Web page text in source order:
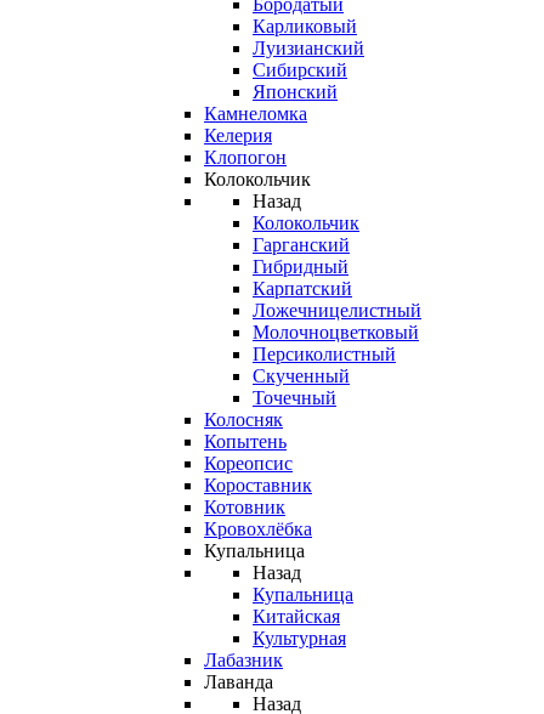
Бородатый
Карликовый
Луизианский
Сибирский
Японский
Камнеломка
Келерия
Клопогон
Колокольчик
Назад
Колокольчик
Гарганский
Гибридный
Карпатский
Ложечницелистный
Молочноцветковый
Персиколистный
Скученный
Точечный
Колосняк
Копытень
Кореопсис
Короставник
Котовник
Кровохлёбка
Купальница
Назад
Купальница
Китайская
Культурная
Лабазник
Лаванда
Назад